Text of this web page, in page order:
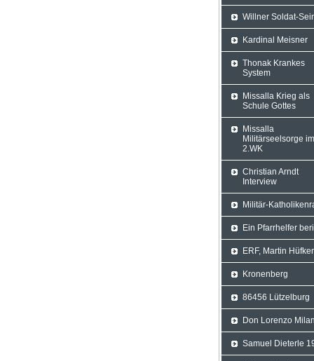
Willner Soldat-
Kardinal Meisner
Thonak Krankes
System
Missalla Krieg als
Schule Gottes
Missalla
Militärseelsorge im
2.WK
Christian Arndt
Interview
Militär-
Ein Pfarrhelfer
ERF, Martin
Kronenberg
86456 Lützelburg
Don Lorenzo
Samuel Dieterle